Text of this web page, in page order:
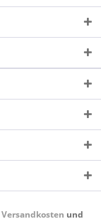
Versandkosten und